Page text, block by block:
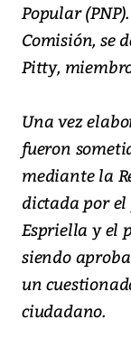
Popular
Comisión, se
Pitty,
Una vez
fueron
mediante la
dictada por el
Espriella y el
siendo
un
ciudadano.